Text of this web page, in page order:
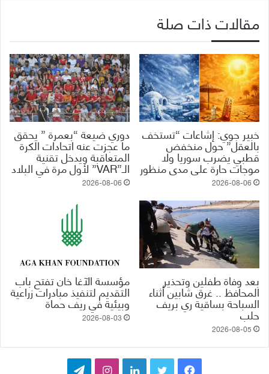
مقالات ذات صلة
خبير جوي: إشاعات “تستخف
بالعقل” حول منخفض
قطبي يضرب سوريا ولا
موجات حارة على مدى منظور
2026-08-06
دوري ضيعة “بعمرة ” يحقق
ما عجزت عنه اتحادات الكرة
المتعاقبة ويدخل تقنية
الـ”VAR” لأول مرة في البلاد
2026-08-06
بعد وفاة طفلين وتحذير
المحافظ .. غرق شابين أثناء
السباحة بساقية ري بريف
حلب
2026-08-05
مؤسسة الآغا خان تفتح باب
التقديم لتنفيذ مبادرات زراعية
وبيئية في ريف حماة
2026-08-03